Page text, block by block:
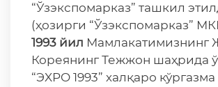
“Ўзэкспомарказ” ташкил
(ҳозирги “Ўзэкспомарказ”
1993 йил Мамлакатимизнинг
Кореянинг Тежжон шаҳрида
“ЭXPO 1993” халқаро кўргазма